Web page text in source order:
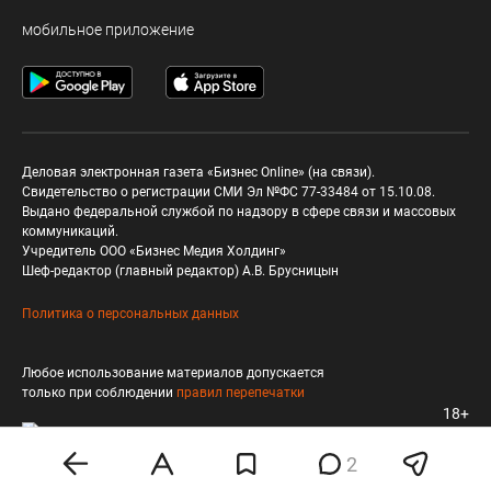
2
мобильное приложение
Деловая электронная газета «Бизнес Online» (на связи).
Свидетельство о регистрации СМИ Эл №ФС 77-33484 от 15.10.08.
Выдано федеральной службой по надзору в сфере связи и массовых
коммуникаций.
Учредитель ООО «Бизнес Медия Холдинг»
Шеф-редактор (главный редактор) А.В. Брусницын
Политика о персональных данных
Любое использование материалов допускается
только при соблюдении правил перепечатки
18+